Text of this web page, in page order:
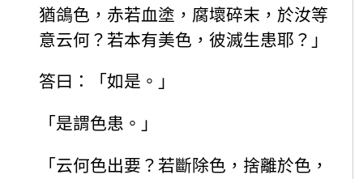
猶鴿色，赤若血塗，腐壞碎末，於汝等
意云何？若本有美色，彼滅生患耶？」
答曰：「如是。」
「是謂色患。」
「云何色出要？若斷除色，捨離於色，